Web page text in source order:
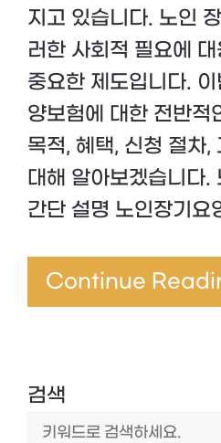
지고 있습니다. 노인
러한 사회적 필요에
중요한 제도입니다.
양보험에 대한 전반적
목적, 혜택, 신청 절차,
대해 알아보겠습니다.
간단 설명 노인장기요
Continue
검색